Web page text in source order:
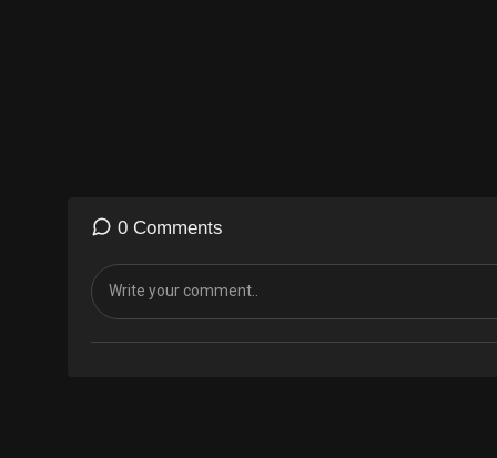
☆ MAIA SHOP :
La nouvelle collection sera en ligne dimanche 30 mai à 9 heures
Vous pouvez également me retrouver sur le compte
0 Comments